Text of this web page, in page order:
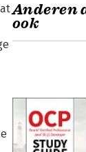
Anderen
ook